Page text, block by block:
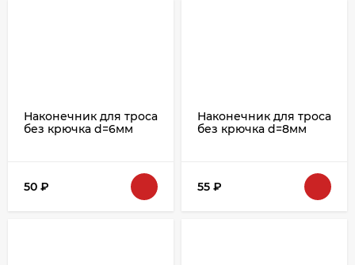
Наконечник для троса
без крючка d=6мм
50 ₽
Наконечник для троса
без крючка d=8мм
55 ₽